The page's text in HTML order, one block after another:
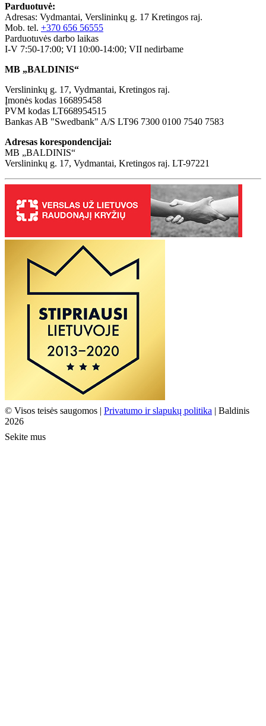
Parduotuvė:
Adresas: Vydmantai, Verslininkų g. 17 Kretingos raj.
Mob. tel. +370 656 56555
Parduotuvės darbo laikas
I-V 7:50-17:00; VI 10:00-14:00; VII nedirbame
MB „BALDINIS“
Verslininkų g. 17, Vydmantai, Kretingos raj.
Įmonės kodas 166895458
PVM kodas LT668954515
Bankas AB "Swedbank" A/S LT96 7300 0100 7540 7583
Adresas korespondencijai:
MB „BALDINIS“
Verslininkų g. 17, Vydmantai, Kretingos raj. LT-97221
© Visos teisės saugomos | Privatumo ir slapukų politika | Baldinis
2026
Sekite mus